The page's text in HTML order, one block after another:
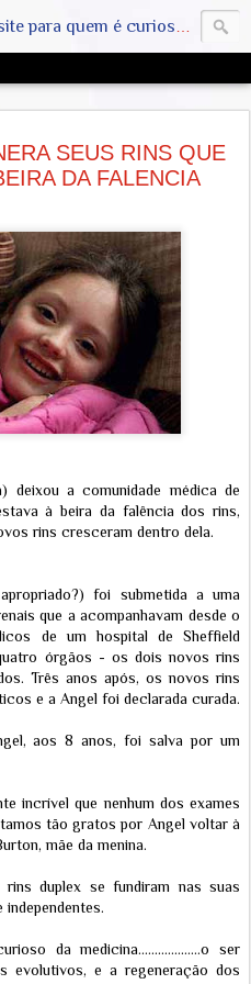
quer estar ciente das notícias que geralmente não aparecem na grande mídia. Abram a mente, pensem fora da caixinha. SAIAM DA MATRIX !! A VERDADE ESTÁ LA FORA
SEUS RINS QUE
DA FALENCIA
deixou a comunidade médica de
à beira da falência dos rins,
rins cresceram dentro dela.
foi submetida a uma
que a acompanhavam desde o
de um hospital de Sheffield
órgãos - os dois novos rins
Três anos após, os novos rins
e a Angel foi declarada curada.
aos 8 anos, foi salva por um
incrível que nenhum dos exames
tão gratos por Angel voltar à
mãe da menina.
duplex se fundiram nas suas
da medicina...................o ser
evolutivos, e a regeneração dos